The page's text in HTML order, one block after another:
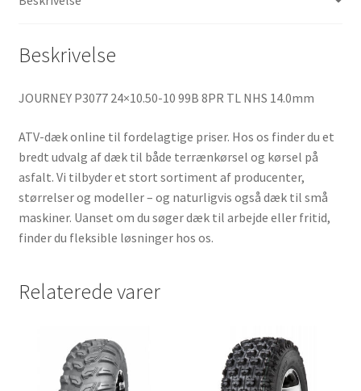
Beskrivelse
JOURNEY P3077 24×10.50-10 99B 8PR TL NHS 14.0mm
ATV-dæk online til fordelagtige priser. Hos os finder du et
bredt udvalg af dæk til både terrænkørsel og kørsel på
asfalt. Vi tilbyder et stort sortiment af producenter,
størrelser og modeller – og naturligvis også dæk til små
maskiner. Uanset om du søger dæk til arbejde eller fritid,
finder du fleksible løsninger hos os.
Relaterede varer